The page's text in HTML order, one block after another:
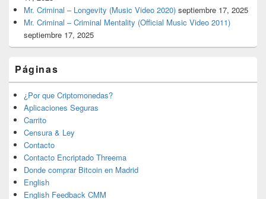
Mr. Criminal – Longevity (Music Video 2020) septiembre 17, 2025
Mr. Criminal – Criminal Mentality (Official Music Video 2011)
septiembre 17, 2025
Páginas
¿Por que Criptomonedas?
Aplicaciones Seguras
Carrito
Censura & Ley
Contacto
Contacto Encriptado Threema
Donde comprar Bitcoin en Madrid
English
English Feedback CMM